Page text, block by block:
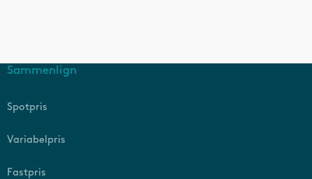
Sammenlign
Spotpris
Variabelpris
Fastpris